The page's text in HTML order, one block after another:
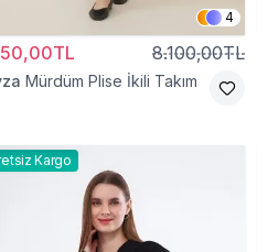
4
8.100,00TL
Mürdüm Plise İkili Takım
Kargo